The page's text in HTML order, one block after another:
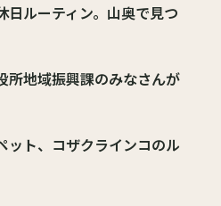
日ルーティン。山奥で見つ
所地域振興課のみなさんが
ット、コザクラインコのル